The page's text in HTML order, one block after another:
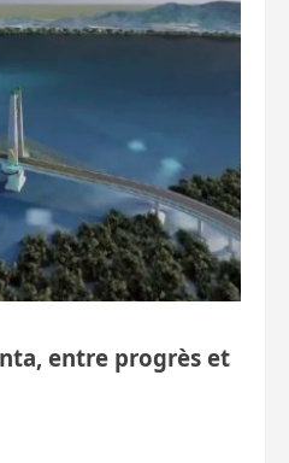
entre progrès et